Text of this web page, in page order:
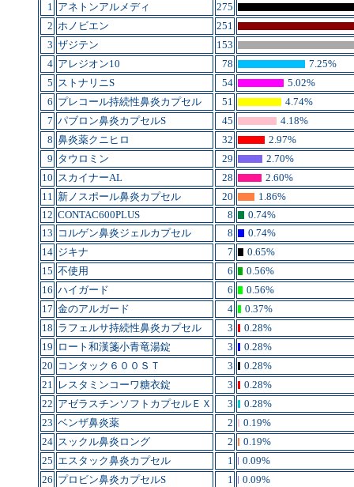
1 アネトンアルメディ
275
2 ホノビエン
251
3 ザジテン
153
4 アレジオン10 78
7.25%
5 ストナリニS 54
5.02%
6 プレコール持続性鼻炎カプセル 51
4.74%
7 パブロン鼻炎カプセルS 45
4.18%
8 鼻炎薬クニヒロ 32
2.97%
9 タウロミン 29
2.70%
10 スカイナーAL 28
2.60%
11 新ノスポール鼻炎カプセル 20
1.86%
12 CONTAC600PLUS 8
0.74%
13 コルゲン鼻炎ジェルカプセル 8
0.74%
14 ジキナ 7
0.65%
15 不使用 6
0.56%
16 ハイガード 6
0.56%
17 金のアルガード 4
0.37%
18 ラフェルサ持続性鼻炎カプセル 3
0.28%
19 ロート和漢箋小青竜湯錠 3
0.28%
20 コンタック６００ＳＴ 3
0.28%
21 レスタミンコーワ糖衣錠 3
0.28%
22 アゼラスチンソフトカプセルＥＸ 3
0.28%
23 ベンザ鼻炎薬 2
0.19%
24 スックル鼻炎ロング 2
0.19%
25 エスタック鼻炎カプセル 1
0.09%
26 プロビン鼻炎カプセルS 1
0.09%